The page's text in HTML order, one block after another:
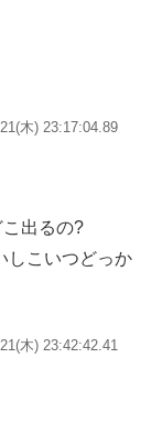
木) 23:17:04.89
出るの?
しこいつどっか
木) 23:42:42.41